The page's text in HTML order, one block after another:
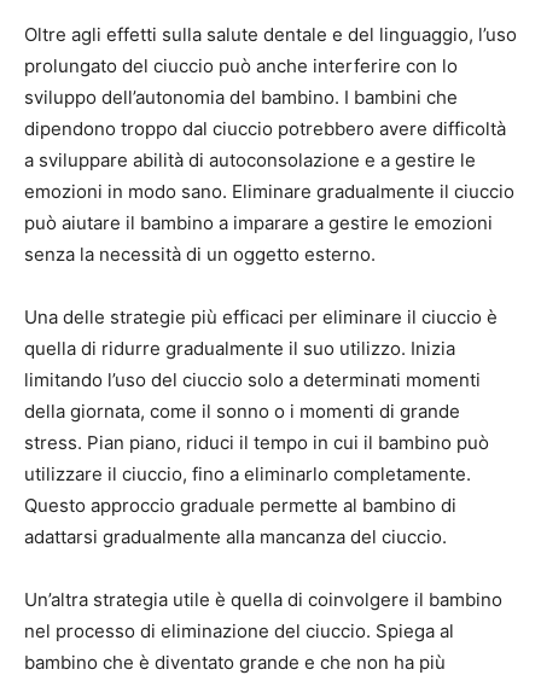
Oltre agli effetti sulla salute dentale e del linguaggio, l’uso
prolungato del ciuccio può anche interferire con lo
sviluppo dell’autonomia del bambino. I bambini che
dipendono troppo dal ciuccio potrebbero avere difficoltà
a sviluppare abilità di autoconsolazione e a gestire le
emozioni in modo sano. Eliminare gradualmente il ciuccio
può aiutare il bambino a imparare a gestire le emozioni
senza la necessità di un oggetto esterno.
Una delle strategie più efficaci per eliminare il ciuccio è
quella di ridurre gradualmente il suo utilizzo. Inizia
limitando l’uso del ciuccio solo a determinati momenti
della giornata, come il sonno o i momenti di grande
stress. Pian piano, riduci il tempo in cui il bambino può
utilizzare il ciuccio, fino a eliminarlo completamente.
Questo approccio graduale permette al bambino di
adattarsi gradualmente alla mancanza del ciuccio.
Un’altra strategia utile è quella di coinvolgere il bambino
nel processo di eliminazione del ciuccio. Spiega al
bambino che è diventato grande e che non ha più